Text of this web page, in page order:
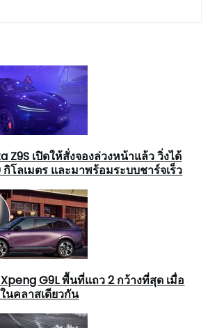
Z9S เปิดให้สั่งจองล่วงหน้าแล้ว วิ่งได้
กิโลเมตร และมาพร้อมระบบชาร์จเร็ว
G9L พื้นที่แถว 2 กว้างที่สุด เมื่อ
นคลาสเดียวกัน